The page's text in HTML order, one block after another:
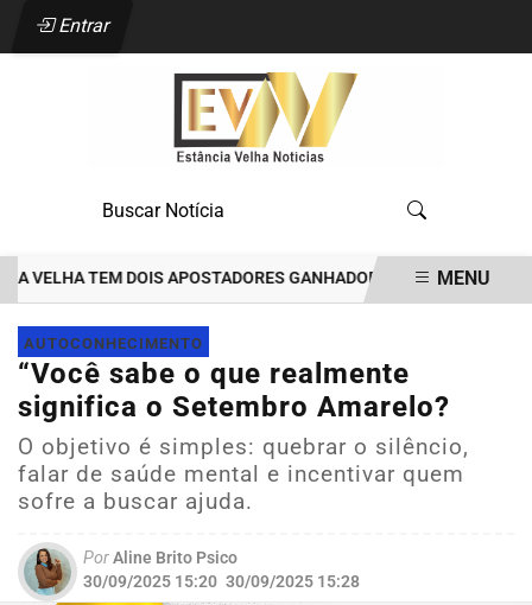
Entrar
TEM DOIS APOSTADORES GANHADORES DE PRÊMIOS DE
EM ALTA
MENU
AUTOCONHECIMENTO
“Você sabe o que realmente
significa o Setembro Amarelo?
O objetivo é simples: quebrar o silêncio,
falar de saúde mental e incentivar quem
sofre a buscar ajuda.
PorAline Brito Psico
30/09/2025 15:20 30/09/2025 15:28